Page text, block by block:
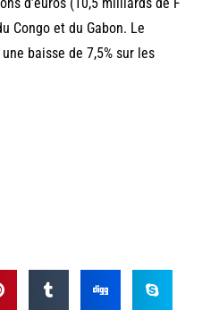
d’euros (10,5 milliards de F
Congo et du Gabon. Le
baisse de 7,5% sur les